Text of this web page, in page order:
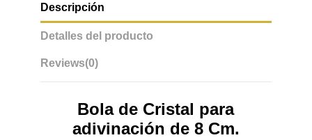
Descripción
Detalles del producto
Reviews(0)
Bola de Cristal para
adivinación de 8 Cm.